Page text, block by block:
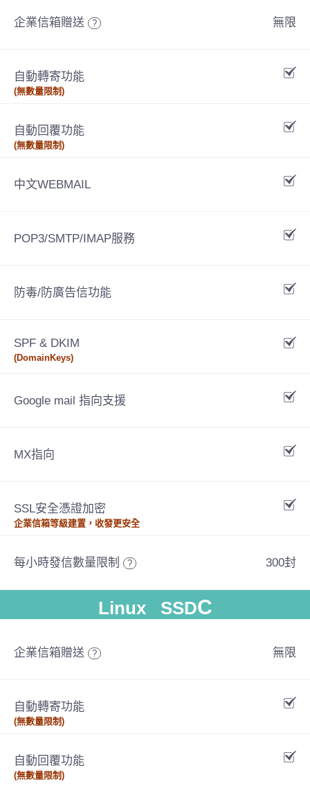
企業信箱贈送 ? 無限
自動轉寄功能
(無數量限制)
自動回覆功能
(無數量限制)
中文WEBMAIL
POP3/SMTP/IMAP服務
防毒/防廣告信功能
SPF & DKIM
(DomainKeys)
Google mail 指向支援
MX指向
SSL安全憑證加密
企業信箱等級建置，收發更安全
每小時發信數量限制 ? 300封
Linux SSDC
企業信箱贈送 ? 無限
自動轉寄功能
(無數量限制)
自動回覆功能
(無數量限制)